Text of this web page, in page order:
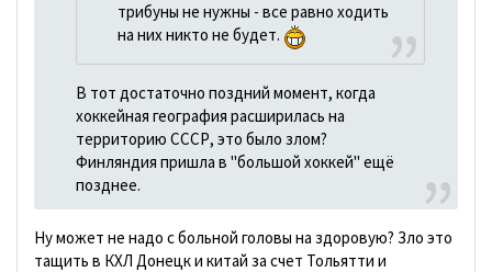
трибуны не нужны - все равно ходить
на них никто не будет.
В тот достаточно поздний момент, когда
хоккейная география расширилась на
территорию СССР, это было злом?
Финляндия пришла в "большой хоккей" ещё
позднее.
Ну может не надо с больной головы на здоровую? Зло это
тащить в КХЛ Донецк и китай за счет Тольятти и